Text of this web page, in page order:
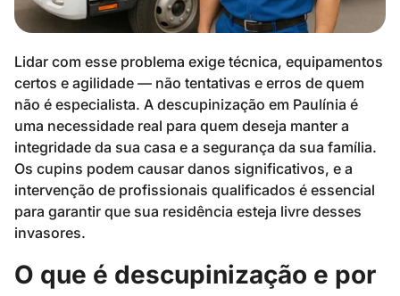
Lidar com esse problema exige técnica, equipamentos
certos e agilidade — não tentativas e erros de quem
não é especialista. A descupinização em Paulínia é
uma necessidade real para quem deseja manter a
integridade da sua casa e a segurança da sua família.
Os cupins podem causar danos significativos, e a
intervenção de profissionais qualificados é essencial
para garantir que sua residência esteja livre desses
invasores.
O que é descupinização e por